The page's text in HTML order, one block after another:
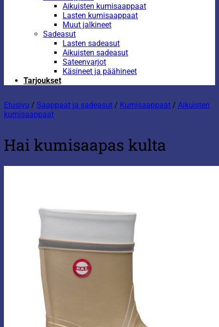
Aikuisten kumisaappaat
Lasten kumisaappaat
Muut jalkineet
Sadeasut
Lasten sadeasut
Aikuisten sadeasut
Sateenvarjot
Käsineet ja päähineet
Tarjoukset
Etusivu / Saappaat ja sadeasut / Kumisaappaat / Aikuisten
kumisaappaat
Hai kumisaapas kulta